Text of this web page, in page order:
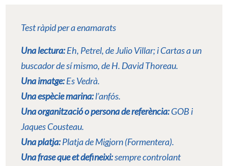
Test ràpid per a enamarats
Una lectura:Eh, Petrel,de Julio Villar; iCartas a un
buscador de sí mismo, de H. David Thoreau.
Una imatge:Es Vedrà.
Una espècie marina:l’anfós.
Una organització o persona de referència:GOB i
Jaques Cousteau.
Una platja:Platja de Migjorn (Formentera).
Una frase que et defineixi:sempre controlant